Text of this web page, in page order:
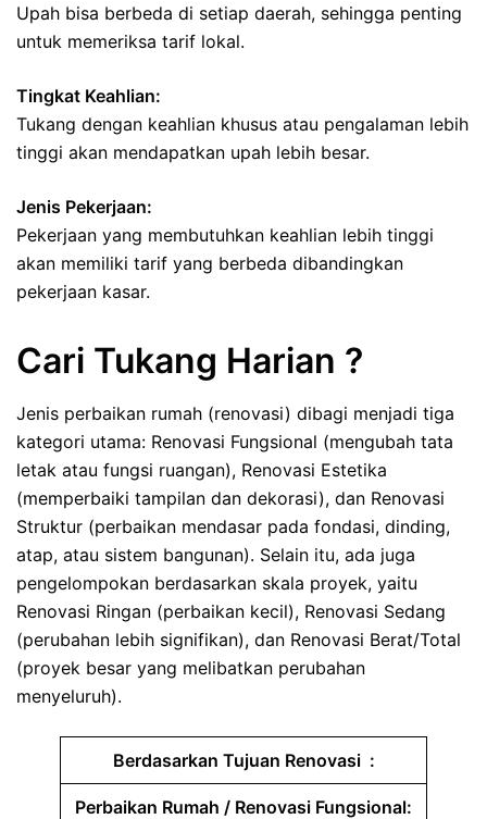
Upah bisa berbeda di setiap daerah, sehingga penting
untuk memeriksa tarif lokal.
Tingkat Keahlian:
Tukang dengan keahlian khusus atau pengalaman lebih
tinggi akan mendapatkan upah lebih besar.
Jenis Pekerjaan:
Pekerjaan yang membutuhkan keahlian lebih tinggi
akan memiliki tarif yang berbeda dibandingkan
pekerjaan kasar.
Cari Tukang Harian ?
Jenis perbaikan rumah (renovasi) dibagi menjadi tiga
kategori utama: Renovasi Fungsional (mengubah tata
letak atau fungsi ruangan), Renovasi Estetika
(memperbaiki tampilan dan dekorasi), dan Renovasi
Struktur (perbaikan mendasar pada fondasi, dinding,
atap, atau sistem bangunan). Selain itu, ada juga
pengelompokan berdasarkan skala proyek, yaitu
Renovasi Ringan (perbaikan kecil), Renovasi Sedang
(perubahan lebih signifikan), dan Renovasi Berat/Total
(proyek besar yang melibatkan perubahan
menyeluruh).
Berdasarkan Tujuan Renovasi :
Perbaikan Rumah / Renovasi Fungsional: